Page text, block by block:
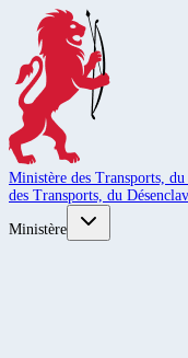
Ministère des Transports, du
des Transports, du
Ministère